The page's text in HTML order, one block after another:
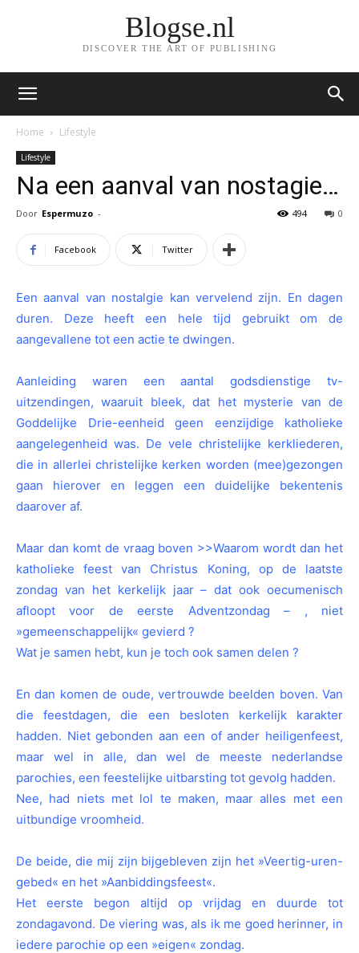
Blogse.nl
DISCOVER THE ART OF PUBLISHING
Home Lifestyle
Lifestyle
Na een aanval van nostagie…
Door Espermuzo - 0
494
Facebook Twitter
Een aanval van nostalgie kan vervelend zijn. En dagen
duren. Deze heeft een hele tijd gebruikt om de
aangevallene tot een actie te dwingen.
Aanleiding waren een aantal godsdienstige tv-
uitzendingen, waaruit bleek, dat het mysterie van de
Goddelijke Drie-eenheid geen eenzijdige katholieke
aangelegenheid was. De vele christelijke kerkliederen,
die in allerlei christelijke kerken worden (mee)gezongen
gaan hierover en leggen een duidelijke bekentenis
daarover af.
Maar dan komt de vraag boven >>Waarom wordt dan het
katholieke feest van Christus Koning, op de laatste
zondag van het kerkelijk jaar – dat ook oecumenisch
afloopt voor de eerste Adventzondag – , niet
»gemeenschappelijk« gevierd ?
Wat je samen hebt, kun je toch ook samen delen ?
En dan komen de oude, vertrouwde beelden boven. Van
die feestdagen, die een besloten kerkelijk karakter
hadden. Niet gebonden aan een of ander heiligenfeest,
maar wel in alle, dan wel de meeste nederlandse
parochies, een feestelijke uitbarsting tot gevolg hadden.
Nee, had niets met lol te maken, maar alles met een
uitbundige vroomheid.
De beide, die mij zijn bijgebleven zijn het »Veertig-uren-
gebed« en het »Aanbiddingsfeest«.
Het eerste begon altijd op vrijdag en duurde tot
zondagavond. De viering was, als ik me goed herinner, in
iedere parochie op een »eigen« zondag.